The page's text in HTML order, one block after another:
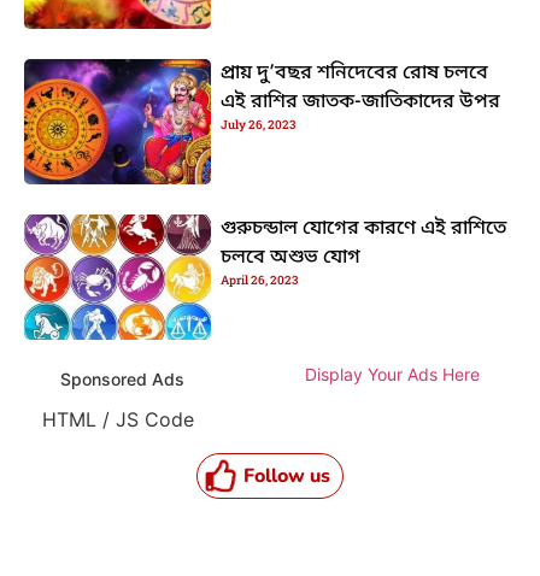
প্রায় দু’বছর শনিদেবের রোষ চলবে
এই রাশির জাতক-জাতিকাদের উপর
July 26, 2023
গুরুচন্ডাল যোগের কারণে এই রাশিতে
চলবে অশুভ যোগ
April 26, 2023
Sponsored Ads Display Your Ads Here
HTML / JS Code
Follow us